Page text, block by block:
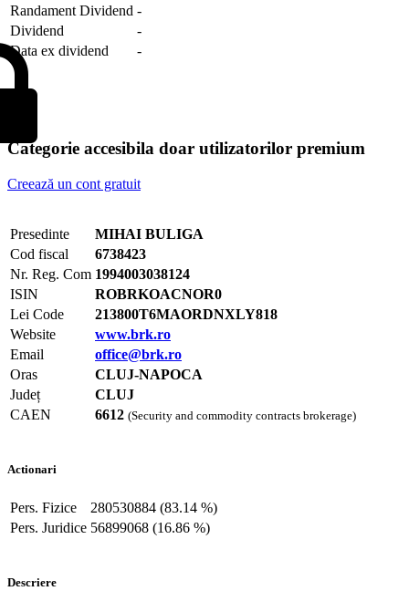
Randament Dividend -
Dividend
-
Data ex dividend
-
Categorie accesibila doar utilizatorilor premium
Creează un cont gratuit
Presedinte
MIHAI BULIGA
Cod fiscal
6738423
Nr. Reg. Com 1994003038124
ISIN
ROBRKOACNOR0
Lei Code
213800T6MAORDNXLY818
Website
www.brk.ro
Email
office@brk.ro
Oras
CLUJ-NAPOCA
Județ
CLUJ
CAEN
6612 (Security and commodity contracts brokerage)
Actionari
Pers. Fizice
280530884 (83.14 %)
Pers. Juridice 56899068 (16.86 %)
Descriere